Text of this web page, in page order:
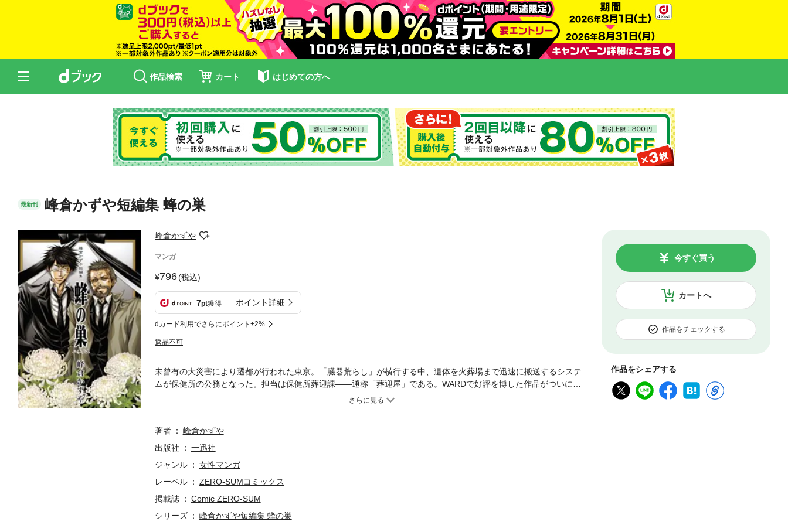
作品検索 カート はじめての方へ
最新刊 峰倉かずや短編集 蜂の巣
峰倉かずや
マンガ
796(税込)
7pt獲得 ポイント詳細
dカード利用でさらにポイント+2%
返品不可
カートへ
今すぐ買う
作品をチェックする
作品をシェアする
未曾有の大災害により遷都が行われた東京。「臓器荒らし」が横行する中、遺体を火葬場まで迅速に搬送するシステ
ムが保健所の公務となった。担当は保健所葬迎課――通称「葬迎屋」である。WARDで好評を博した作品がついにコ
ミックス化！ Arcanaに掲載された個性豊かな短編も同時収録！
著者
峰倉かずや
出版社
一迅社
ジャンル
女性マンガ
レーベル
ZERO-SUMコミックス
掲載誌
Comic ZERO-SUM
シリーズ
峰倉かずや短編集 蜂の巣